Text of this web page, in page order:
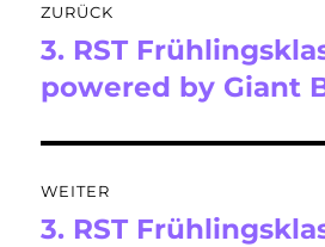
ZURÜCK
Vorheriger
Beitrag:
3. RST
powered by Giant
WEITER
Nächster
3. RST